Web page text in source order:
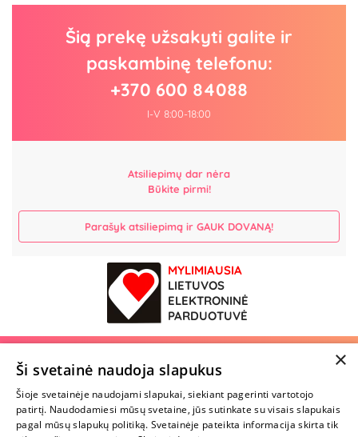
Šią prekę užsakyti galite ir
paskambinę telefonu:
+370 600 84088
I-V 8:00-18:00
Atsiliepimų dar nėra
Būkite pirmi!
Parašyk atsiliepimą ir GAUK DOVANĄ!
MYLIMIAUSIA
LIETUVOS
ELEKTRONINĖ
PARDUOTUVĖ
ŽAISTI
+370 600 84088
×
Ši svetainė naudoja slapukus
Šioje svetainėje naudojami slapukai, siekiant pagerinti vartotojo
patirtį. Naudodamiesi mūsų svetaine, jūs sutinkate su visais slapukais
pagal mūsų slapukų politiką. Svetainėje pateikta informacija skirta tik